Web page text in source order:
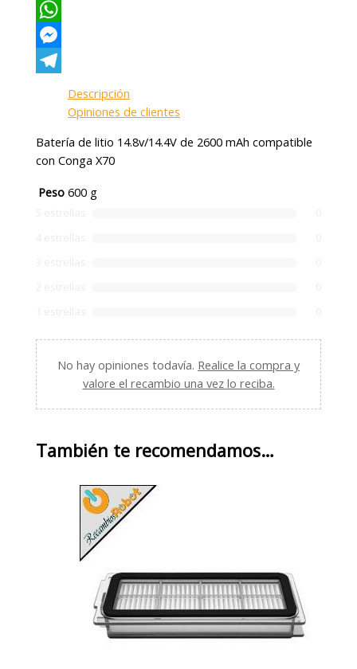
X
WhatsApp
Messenger
Descripción
Opiniones de clientes
Batería de litio 14.8v/14.4V de 2600 mAh compatible
con Conga X70
Peso 600 g
No hay opiniones todavía. Realice la compra y
valore el recambio una vez lo reciba.
También te recomendamos…